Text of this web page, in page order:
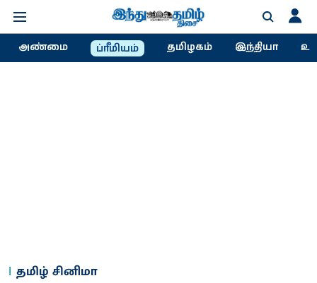
அண்மை ப்ரீமியம் தமிழகம் இந்தியா
தமிழ் சினிமா